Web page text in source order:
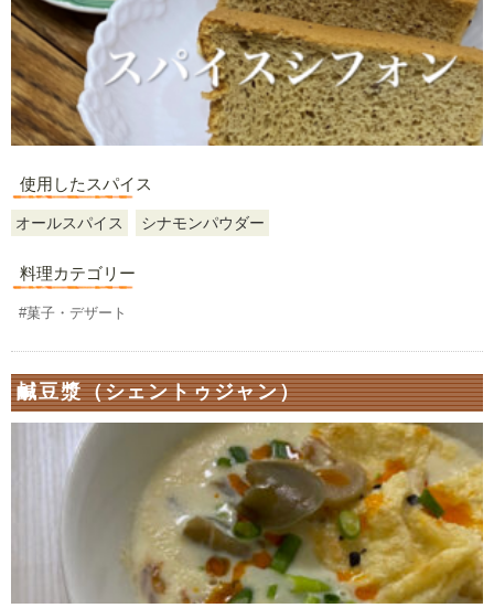
使用したスパイス
オールスパイス シナモンパウダー
料理カテゴリー
#菓子・デザート
鹹豆漿（シェントゥジャン）